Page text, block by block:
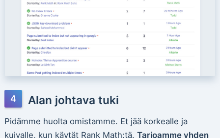
Alan johtava tuki
Pidämme huolta omistamme. Et jää korkealle ja
kuivalle, kun käytät Rank Math:tä. Tarjoamme yhden